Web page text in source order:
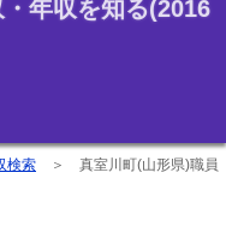
年収を知る(2016
検索 ＞ 真室川町(山形県)職員